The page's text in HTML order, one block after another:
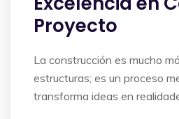
Proyecto
La construcción es mucho
estructuras; es un proceso
transforma ideas en